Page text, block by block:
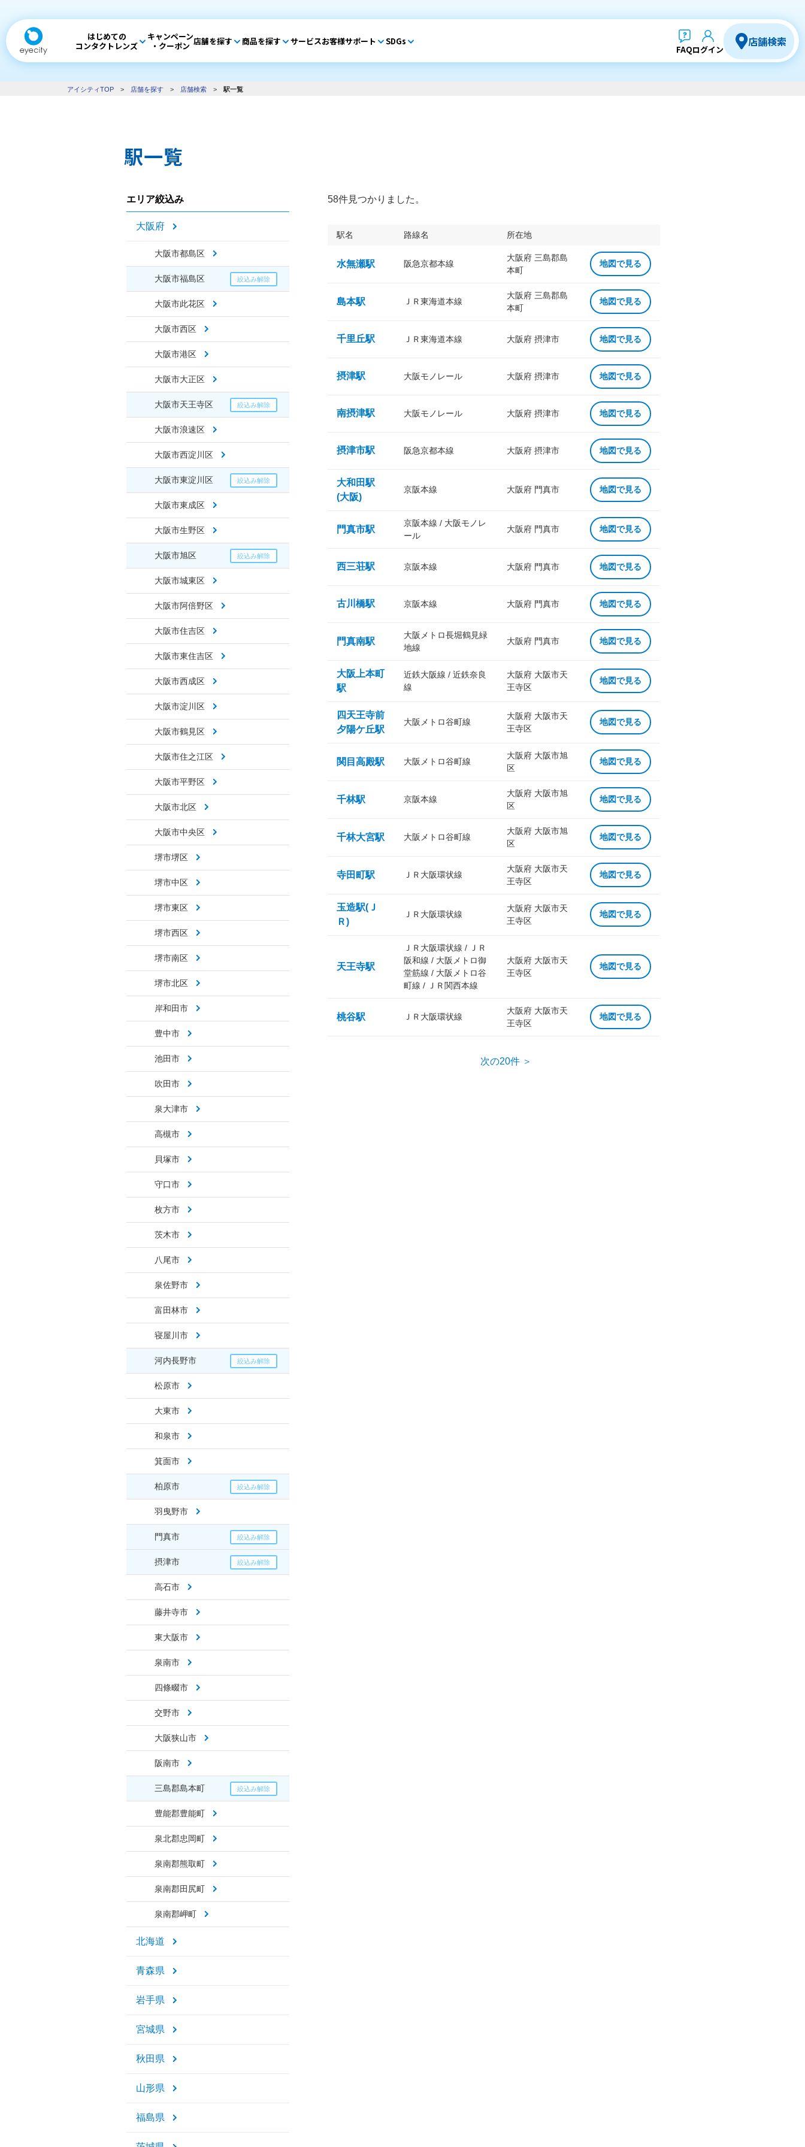
はじめての
コンタクトレンズ
キャンペーン
・クーポン 店舗を探す 商品を探す サービスお客様サポート SDGs
FAQログイン
店舗検索
アイシティTOP > 店舗を探す > 店舗検索 > 駅一覧
駅一覧
エリア絞込み
大阪府
大阪市都島区
大阪市福島区
大阪市此花区
大阪市西区
大阪市港区
大阪市大正区
大阪市天王寺区
大阪市浪速区
大阪市西淀川区
大阪市東淀川区
大阪市東成区
大阪市生野区
大阪市旭区
大阪市城東区
大阪市阿倍野区
大阪市住吉区
大阪市東住吉区
大阪市西成区
大阪市淀川区
大阪市鶴見区
大阪市住之江区
大阪市平野区
大阪市北区
大阪市中央区
堺市堺区
堺市中区
堺市東区
堺市西区
堺市南区
堺市北区
岸和田市
豊中市
池田市
吹田市
泉大津市
高槻市
貝塚市
守口市
枚方市
茨木市
八尾市
泉佐野市
富田林市
寝屋川市
河内長野市
松原市
大東市
和泉市
箕面市
柏原市
羽曳野市
門真市
摂津市
高石市
藤井寺市
東大阪市
泉南市
四條畷市
交野市
大阪狭山市
阪南市
三島郡島本町
豊能郡豊能町
泉北郡忠岡町
泉南郡熊取町
泉南郡田尻町
泉南郡岬町
北海道
青森県
岩手県
宮城県
秋田県
山形県
福島県
58件見つかりました。
駅名 路線名 所在地
水無瀬駅 阪急京都本線
大阪府 三島郡島
本町
地図で見る
島本駅 ＪＲ東海道本線
大阪府 三島郡島
本町
地図で見る
千里丘駅 ＪＲ東海道本線 大阪府 摂津市 地図で見る
摂津駅 大阪モノレール 大阪府 摂津市 地図で見る
南摂津駅 大阪モノレール 大阪府 摂津市 地図で見る
摂津市駅 阪急京都本線 大阪府 摂津市 地図で見る
大和田駅
(大阪)
京阪本線 大阪府 門真市 地図で見る
門真市駅
京阪本線 / 大阪モノレ
ール
大阪府 門真市 地図で見る
西三荘駅 京阪本線 大阪府 門真市 地図で見る
古川橋駅 京阪本線 大阪府 門真市 地図で見る
門真南駅
大阪メトロ長堀鶴見緑
地線
大阪府 門真市 地図で見る
大阪上本町
駅
近鉄大阪線 / 近鉄奈良
線
大阪府 大阪市天
王寺区
地図で見る
四天王寺前
夕陽ケ丘駅
大阪メトロ谷町線
大阪府 大阪市天
王寺区
地図で見る
関目高殿駅 大阪メトロ谷町線
大阪府 大阪市旭
区
地図で見る
千林駅 京阪本線
大阪府 大阪市旭
区
地図で見る
千林大宮駅 大阪メトロ谷町線
大阪府 大阪市旭
区
地図で見る
寺田町駅 ＪＲ大阪環状線
大阪府 大阪市天
王寺区
地図で見る
玉造駅(Ｊ
Ｒ)
ＪＲ大阪環状線
大阪府 大阪市天
王寺区
地図で見る
天王寺駅
ＪＲ大阪環状線 / ＪＲ
阪和線 / 大阪メトロ御
堂筋線 / 大阪メトロ谷
町線 / ＪＲ関西本線
大阪府 大阪市天
王寺区
地図で見る
桃谷駅 ＪＲ大阪環状線
大阪府 大阪市天
王寺区
地図で見る
次の20件 ＞